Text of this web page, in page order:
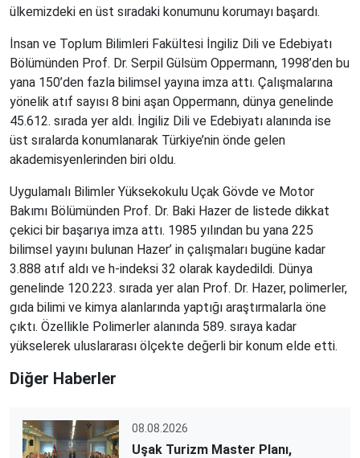
ülkemizdeki en üst sıradaki konumunu korumayı başardı.
İnsan ve Toplum Bilimleri Fakültesi İngiliz Dili ve Edebiyatı
Bölümünden Prof. Dr. Serpil Gülsüm Oppermann, 1998’den bu
yana 150’den fazla bilimsel yayına imza attı. Çalışmalarına
yönelik atıf sayısı 8 bini aşan Oppermann, dünya genelinde
45.612. sırada yer aldı. İngiliz Dili ve Edebiyatı alanında ise
üst sıralarda konumlanarak Türkiye’nin önde gelen
akademisyenlerinden biri oldu.
Uygulamalı Bilimler Yüksekokulu Uçak Gövde ve Motor
Bakımı Bölümünden Prof. Dr. Baki Hazer de listede dikkat
çekici bir başarıya imza attı. 1985 yılından bu yana 225
bilimsel yayını bulunan Hazer’ in çalışmaları bugüne kadar
3.888 atıf aldı ve h-indeksi 32 olarak kaydedildi. Dünya
genelinde 120.223. sırada yer alan Prof. Dr. Hazer, polimerler,
gıda bilimi ve kimya alanlarında yaptığı araştırmalarla öne
çıktı. Özellikle Polimerler alanında 589. sıraya kadar
yükselerek uluslararası ölçekte değerli bir konum elde etti.
Diğer Haberler
08.08.2026
Uşak Turizm Master Planı,